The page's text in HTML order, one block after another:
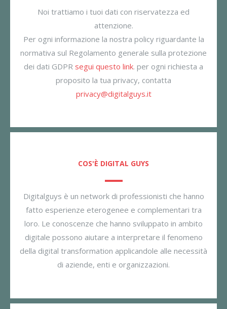
Noi trattiamo i tuoi dati con riservatezza ed
attenzione.
Per ogni informazione la nostra policy riguardante la
normativa sul Regolamento generale sulla protezione
dei dati GDPR segui questo link. per ogni richiesta a
proposito la tua privacy, contatta
privacy@digitalguys.it
COS'È DIGITAL GUYS
Digitalguys è un network di professionisti che hanno
fatto esperienze eterogenee e complementari tra
loro. Le conoscenze che hanno sviluppato in ambito
digitale possono aiutare a interpretare il fenomeno
della digital transformation applicandole alle necessità
di aziende, enti e organizzazioni.